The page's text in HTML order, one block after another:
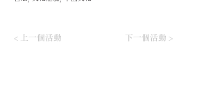
< 上一個活動 下一個活動 >